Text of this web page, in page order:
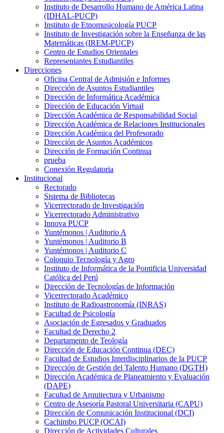
Instituto de Desarrollo Humano de América Latina
(IDHAL-PUCP)
Instituto de Etnomusicología PUCP
Instituto de Investigación sobre la Enseñanza de las
Matemáticas (IREM-PUCP)
Centro de Estudios Orientales
Representantes Estudiantiles
Direcciones
Oficina Central de Admisión e Informes
Dirección de Asuntos Estudiantiles
Dirección de Informática Académica
Dirección de Educación Virtual
Dirección Académica de Responsabilidad Social
Dirección Académica de Relaciones Institucionales
Dirección Académica del Profesorado
Dirección de Asuntos Académicos
Dirección de Formación Continua
prueba
Conexión Regulatoria
Institucional
Rectorado
Sistema de Bibliotecas
Vicerrectorado de Investigación
Vicerrectorado Administrativo
Innova PUCP
Yuntémonos | Auditorio A
Yuntémonos | Auditorio B
Yuntémonos | Auditorio C
Coloquio Tecnología y Agro
Instituto de Informática de la Pontificia Universidad
Católica del Perú
Dirección de Tecnologías de Información
Vicerrectorado Académico
Instituto de Radioastronomía (INRAS)
Facultad de Psicología
Asociación de Egresados y Graduados
Facultad de Derecho 2
Departamento de Teología
Dirección de Educación Continua (DEC)
Facultad de Estudios Interdisciplinarios de la PUCP
Dirección de Gestión del Talento Humano (DGTH)
Dirección Académica de Planeamiento y Evaluación
(DAPE)
Facultad de Arquitectura y Urbanismo
Centro de Asesoría Pastoral Universitaria (CAPU)
Dirección de Comunicación Institucional (DCI)
Cachimbo PUCP (OCAI)
Dirección de Actividades Culturales